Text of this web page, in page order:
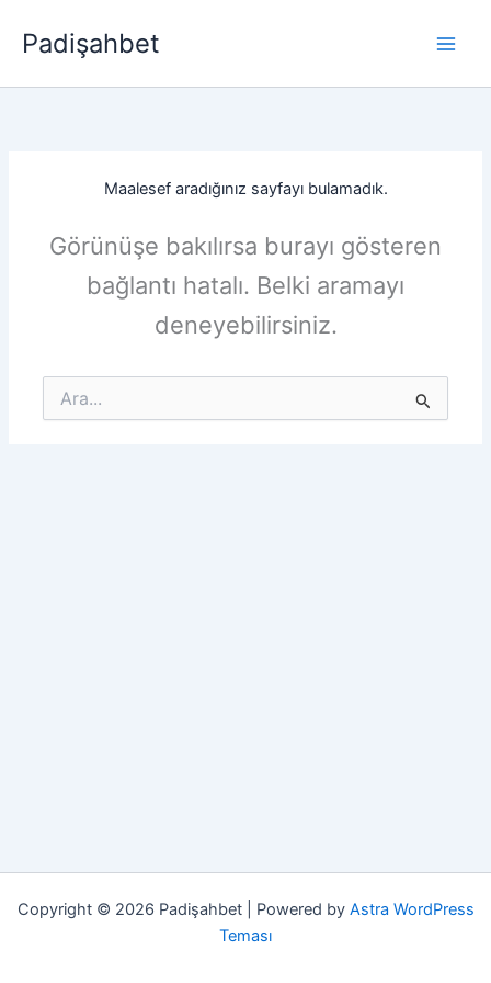
atlaPadişahbet
Maalesef aradığınız sayfayı bulamadık.
Görünüşe bakılırsa burayı gösteren
bağlantı hatalı. Belki aramayı
deneyebilirsiniz.
for:
Copyright © 2026 Padişahbet | Powered by Astra WordPress
Teması